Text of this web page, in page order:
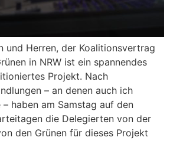
und Herren, der Koalitionsvertrag
in NRW ist ein spannendes
Projekt. Nach
– an denen auch ich
haben am Samstag auf den
die Delegierten von der
den Grünen für dieses Projekt